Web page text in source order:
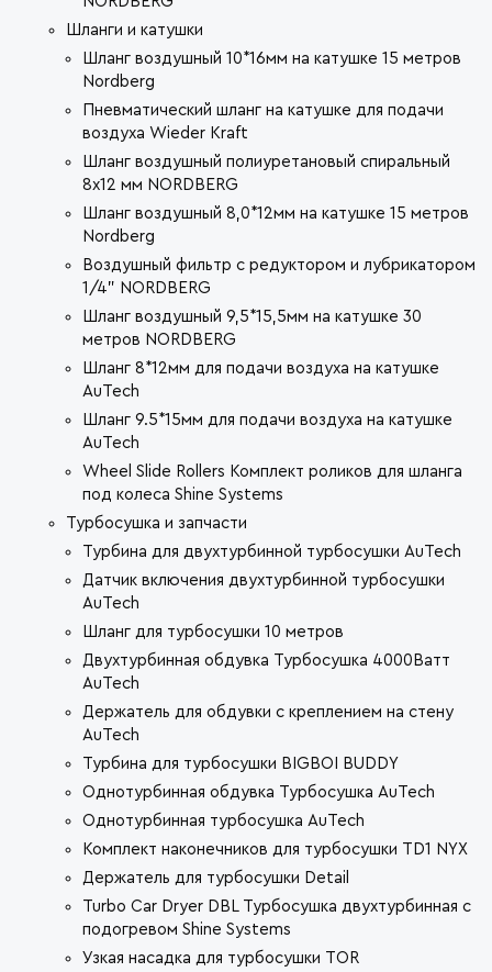
Шланги и катушки
Шланг воздушный 10*16мм на катушке 15 метров
Nordberg
Пневматический шланг на катушке для подачи
воздуха Wieder Kraft
Шланг воздушный полиуретановый спиральный
8х12 мм NORDBERG
Шланг воздушный 8,0*12мм на катушке 15 метров
Nordberg
Воздушный фильтр с редуктором и лубрикатором
1/4" NORDBERG
Шланг воздушный 9,5*15,5мм на катушке 30
метров NORDBERG
Шланг 8*12мм для подачи воздуха на катушке
AuTech
Шланг 9.5*15мм для подачи воздуха на катушке
AuTech
Wheel Slide Rollers Комплект роликов для шланга
под колеса Shine Systems
Турбосушка и запчасти
Турбина для двухтурбинной турбосушки AuTech
Датчик включения двухтурбинной турбосушки
AuTech
Шланг для турбосушки 10 метров
Двухтурбинная обдувка Турбосушка 4000Ватт
AuTech
Держатель для обдувки с креплением на стену
AuTech
Турбина для турбосушки BIGBOI BUDDY
Однотурбинная обдувка Турбосушка AuTech
Однотурбинная турбосушка AuTech
Комплект наконечников для турбосушки TD1 NYX
Держатель для турбосушки Detail
Turbo Car Dryer DBL Турбосушка двухтурбинная с
подогревом Shine Systems
Узкая насадка для турбосушки TOR